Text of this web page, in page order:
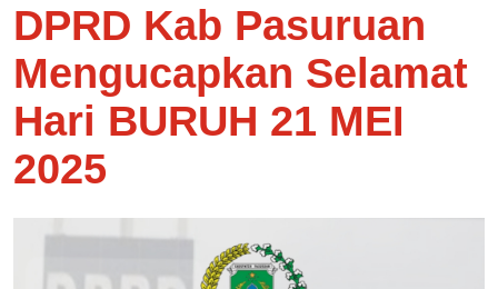
DPRD Kab Pasuruan
Mengucapkan Selamat
Hari BURUH 21 MEI
2025